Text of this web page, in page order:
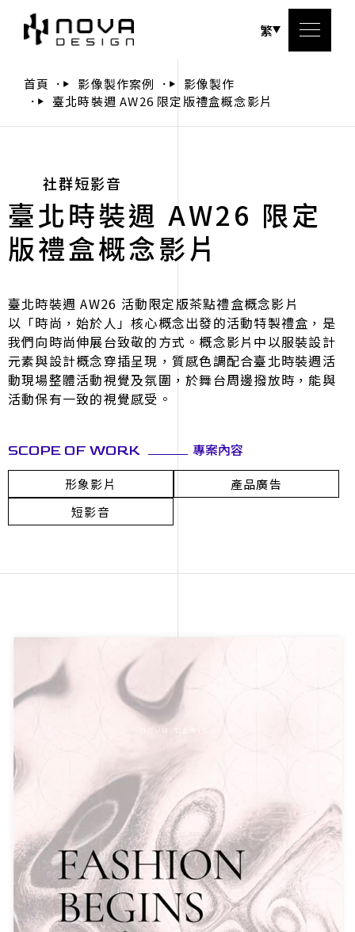
繁
首頁 影像製作案例
影像製作
臺北時裝週 AW26 限定版禮盒概念影片
社群短影音
臺北時裝週 AW26 限定
版禮盒概念影片
臺北時裝週 AW26 活動限定版茶點禮盒概念影片
以「時尚，始於人」核心概念出發的活動特製禮盒，是
我們向時尚伸展台致敬的方式。概念影片中以服裝設計
元素與設計概念穿插呈現，質感色調配合臺北時裝週活
動現場整體活動視覺及氛圍，於舞台周邊撥放時，能與
活動保有一致的視覺感受。
SCOPE OF WORK 專案內容
形象影片
產品廣告
短影音